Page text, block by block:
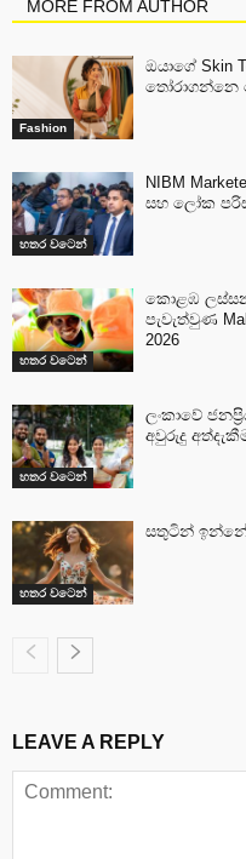
MORE FROM AUTHOR
Fashion
ඔයාගේ Skin
තෝරාගන්නෙ
හතර වටෙන්
NIBM
සහ ලෝක
හතර වටෙන්
කොළඹ
පැවැත්වුණ
2026
හතර වටෙන්
ලංකාවේ
අවුරුදු අත්දැකීම
හතර වටෙන්
සතුටින්
LEAVE A REPLY